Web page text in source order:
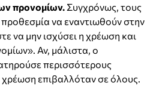
προνομίων. Συγχρόνως, τους
προθεσμία να εναντιωθούν στην
να μην ισχύσει η χρέωση και
Αν, μάλιστα, ο
περισσότερους
επιβαλλόταν σε όλους.